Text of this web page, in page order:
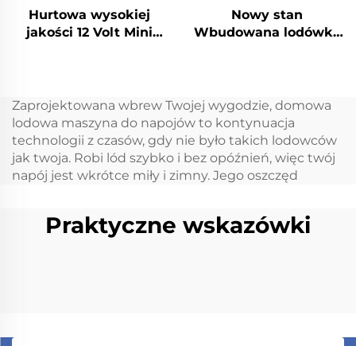
Hurtowa wysokiej
jakości 12 Volt Mini
Lodówka Zamrażarka
Przenośna
Nowy stan
Wbudowana lodówka
Wbudowana lodówka
samochodowa 20L Dc
Mini lodówka
szufladowa
Zaprojektowana wbrew Twojej wygodzie, domowa
lodowa maszyna do napojów to kontynuacja
technologii z czasów, gdy nie było takich lodowców
jak twoja. Robi lód szybko i bez opóźnień, więc twój
napój jest wkrótce miły i zimny. Jego oszczęd
Praktyczne wskazówki